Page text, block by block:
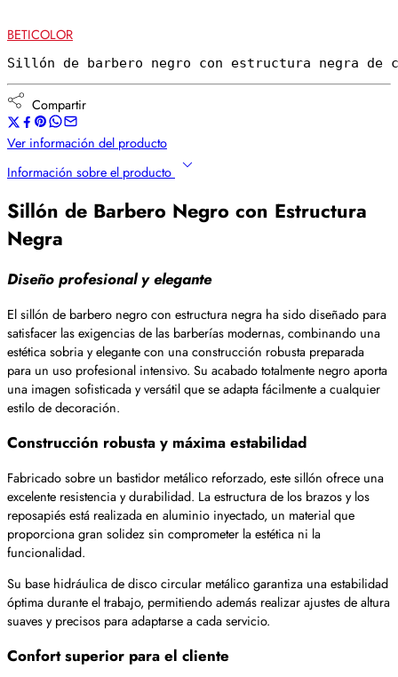
BETICOLOR
Sillón de barbero negro con estructura negra de
Compartir
Ver información del producto
Información sobre el producto
Sillón de Barbero Negro con Estructura
Negra
Diseño profesional y elegante
El sillón de barbero negro con estructura negra ha sido diseñado para
satisfacer las exigencias de las barberías modernas, combinando una
estética sobria y elegante con una construcción robusta preparada
para un uso profesional intensivo. Su acabado totalmente negro aporta
una imagen sofisticada y versátil que se adapta fácilmente a cualquier
estilo de decoración.
Construcción robusta y máxima estabilidad
Fabricado sobre un bastidor metálico reforzado, este sillón ofrece una
excelente resistencia y durabilidad. La estructura de los brazos y los
reposapiés está realizada en aluminio inyectado, un material que
proporciona gran solidez sin comprometer la estética ni la
funcionalidad.
Su base hidráulica de disco circular metálico garantiza una estabilidad
óptima durante el trabajo, permitiendo además realizar ajustes de altura
suaves y precisos para adaptarse a cada servicio.
Confort superior para el cliente